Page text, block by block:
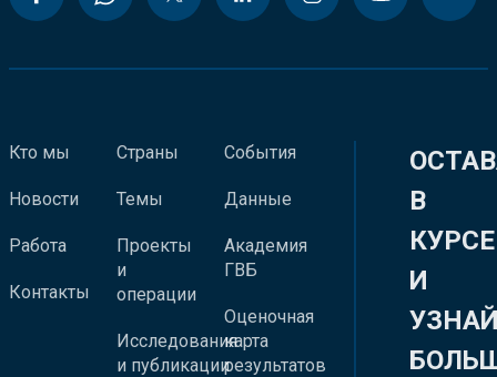
Кто мы
Новости
Работа
Контакты
Страны
Темы
Проекты
и
операции
Исследования
и публикации
События
Данные
Академия
ГВБ
Оценочная
карта
результатов
В
КУРСЕ
И